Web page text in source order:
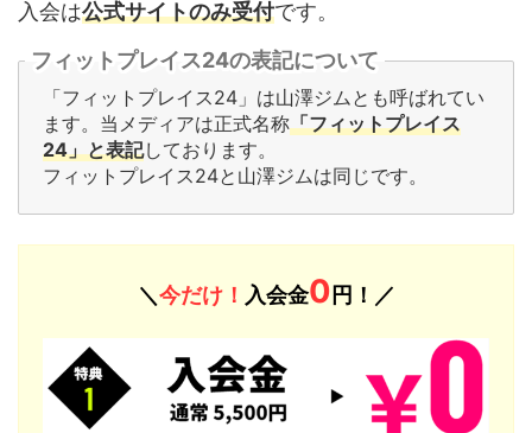
入会は公式サイトのみ受付です。
フィットプレイス24の表記について
「フィットプレイス24」は山澤ジムとも呼ばれてい
ます。当メディアは正式名称「フィットプレイス
24」と表記しております。
フィットプレイス24と山澤ジムは同じです。
＼今だけ！ 入会金0円！／